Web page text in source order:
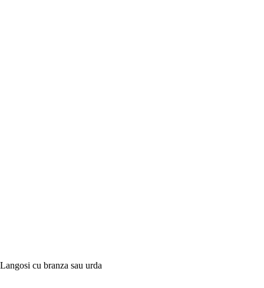
Langosi cu branza sau urda